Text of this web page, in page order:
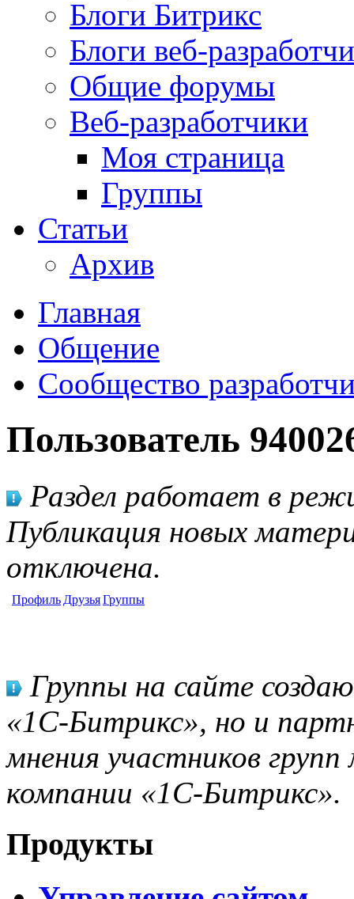
Блоги Битрикс
Блоги веб-
Общие форумы
Веб-разработчики
Моя страница
Группы
Статьи
Архив
Главная
Общение
Сообщество
Пользователь
Раздел работает в
Публикация новых
отключена.
Профиль ДрузьяГруппы
Группы на сайте
«1С-Битрикс», но и
мнения участников
компании «1С-Битрикс».
Продукты